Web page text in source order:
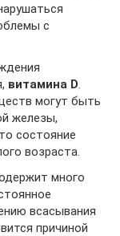
с
витамина D.
могут быть
железы,
состояние
возраста.
много
всасывания
причиной